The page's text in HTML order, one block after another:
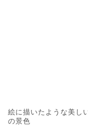
絵に描いたような美し
の景色